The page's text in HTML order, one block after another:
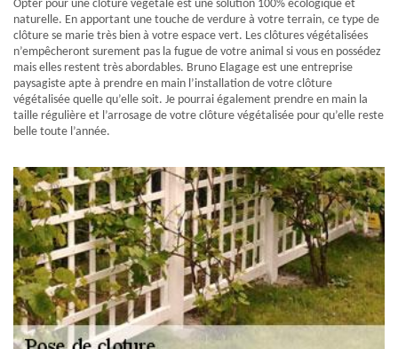
Opter pour une clôture végétale est une solution 100% écologique et
naturelle. En apportant une touche de verdure à votre terrain, ce type de
clôture se marie très bien à votre espace vert. Les clôtures végétalisées
n’empêcheront surement pas la fugue de votre animal si vous en possédez
mais elles restent très abordables. Bruno Elagage est une entreprise
paysagiste apte à prendre en main l’installation de votre clôture
végétalisée quelle qu’elle soit. Je pourrai également prendre en main la
taille régulière et l’arrosage de votre clôture végétalisée pour qu’elle reste
belle toute l’année.